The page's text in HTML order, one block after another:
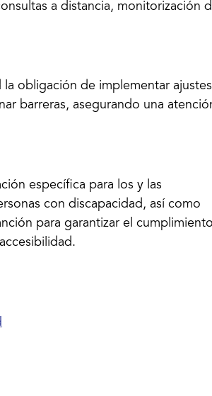
a distancia, monitorización
obligación de implementar ajustes
barreras, asegurando una
específica para los y las
con discapacidad, así como
para garantizar el cumplimiento